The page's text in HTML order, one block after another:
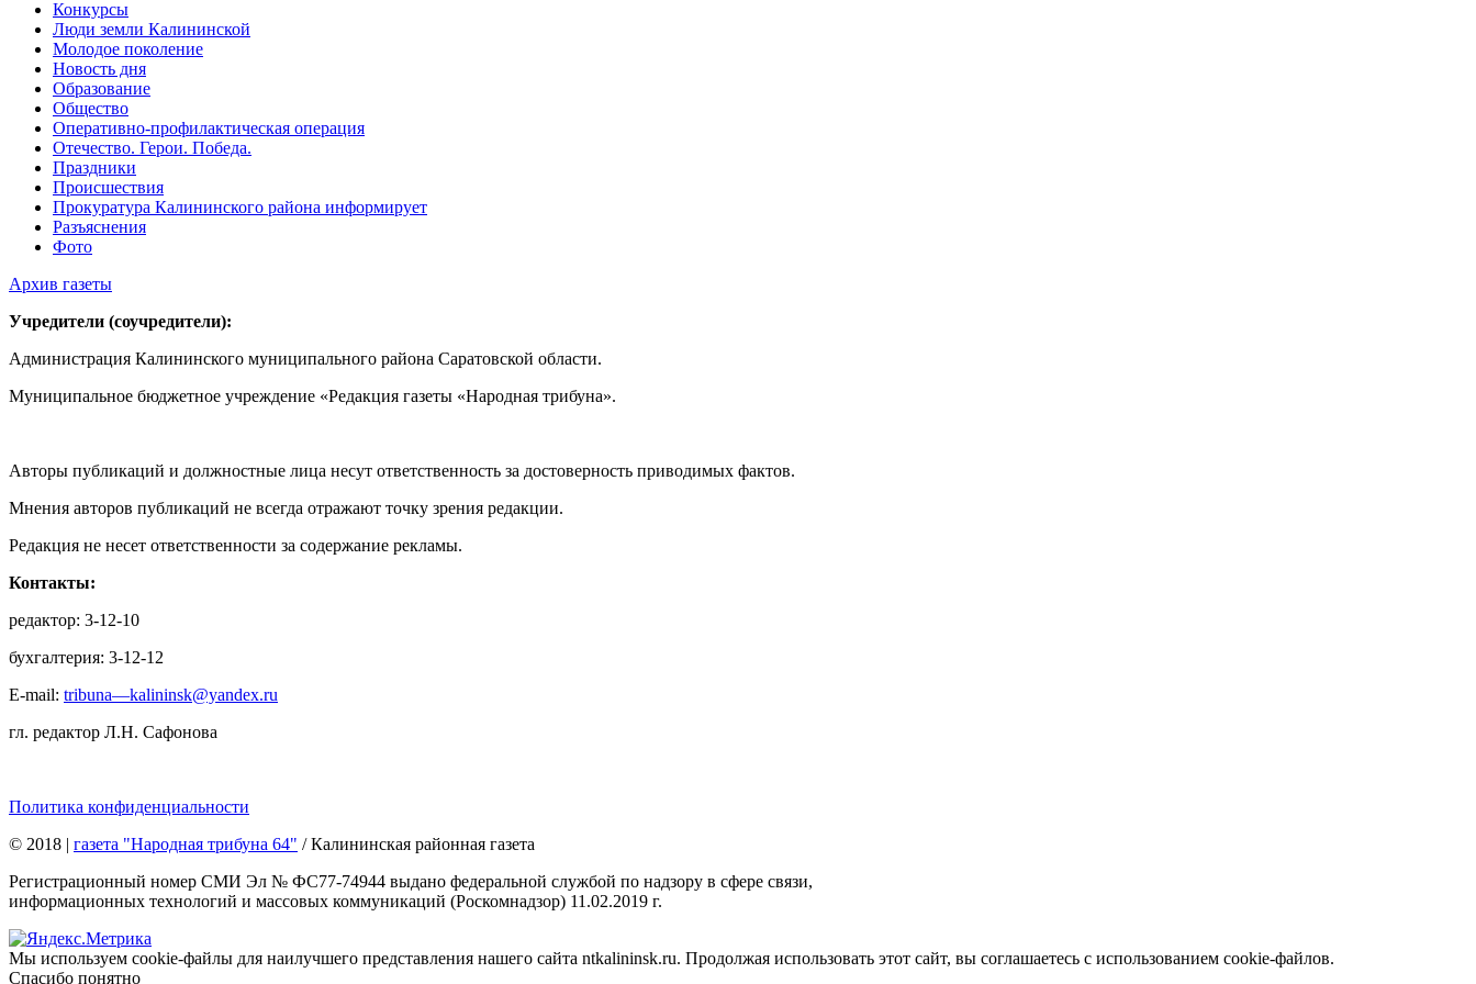
Конкурсы
Люди земли Калининской
Молодое поколение
Новость дня
Образование
Общество
Оперативно-профилактическая операция
Отечество. Герои. Победа.
Праздники
Происшествия
Прокуратура Калининского района информирует
Разъяснения
Фото
Архив газеты
Учредители (соучредители):
Администрация Калининского муниципального района Саратовской области.
Муниципальное бюджетное учреждение «Редакция газеты «Народная трибуна».
Авторы публикаций и должностные лица несут ответственность за достоверность приводимых фактов.
Мнения авторов публикаций не всегда отражают точку зрения редакции.
Редакция не несет ответственности за содержание рекламы.
Контакты:
редактор: 3-12-10
бухгалтерия: 3-12-12
E-mail: tribuna—kalininsk@yandex.ru
гл. редактор Л.Н. Сафонова
Политика конфиденциальности
© 2018 | газета "Народная трибуна 64" / Калининская районная газета
Регистрационный номер СМИ Эл № ФС77-74944 выдано федеральной службой по надзору в сфере связи,
информационных технологий и массовых коммуникаций (Роскомнадзор) 11.02.2019 г.
Мы используем cookie-файлы для наилучшего представления нашего сайта ntkalininsk.ru. Продолжая использовать этот сайт, вы соглашаетесь с использованием cookie-файлов.
Спасибо понятно